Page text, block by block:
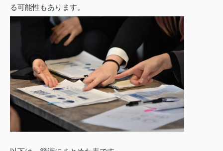
る可能性もあります。